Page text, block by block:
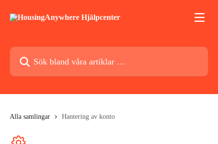
Sök bland våra artiklar …
Alla samlingar Hantering av konto